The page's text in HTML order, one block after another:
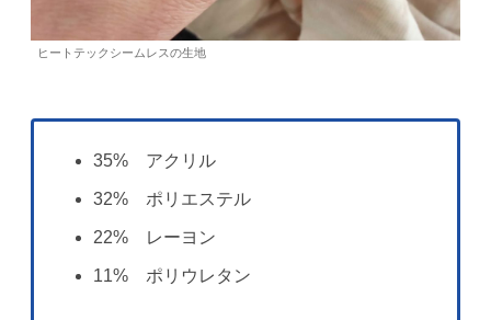
ヒートテックシームレスの生地
35% アクリル
32% ポリエステル
22% レーヨン
11% ポリウレタン